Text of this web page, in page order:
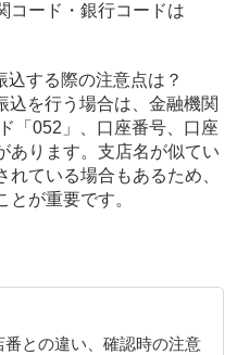
コード・銀行コードは
する際の注意点は？
込を行う場合は、金融機関
「052」、口座番号、口座
あります。支店名が似てい
ている場合もあるため、
が重要です。
との違い、確認時の注意